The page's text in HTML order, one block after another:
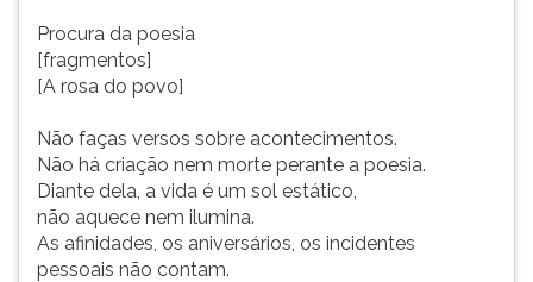
Procura da poesia
[fragmentos]
[A rosa do povo]
Não faças versos sobre acontecimentos.
Não há criação nem morte perante a poesia.
Diante dela, a vida é um sol estático,
não aquece nem ilumina.
As afinidades, os aniversários, os incidentes
pessoais não contam.